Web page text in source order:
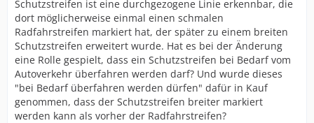
Schutzstreifen ist eine durchgezogene Linie erkennbar, die
dort möglicherweise einmal einen schmalen
Radfahrstreifen markiert hat, der später zu einem breiten
Schutzstreifen erweitert wurde. Hat es bei der Änderung
eine Rolle gespielt, dass ein Schutzstreifen bei Bedarf vom
Autoverkehr überfahren werden darf? Und wurde dieses
"bei Bedarf überfahren werden dürfen" dafür in Kauf
genommen, dass der Schutzstreifen breiter markiert
werden kann als vorher der Radfahrstreifen?